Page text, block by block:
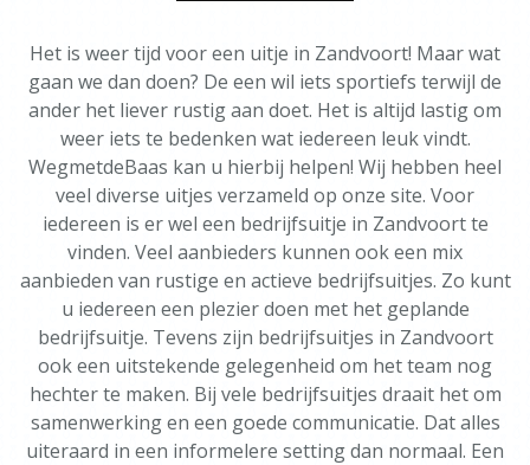
Het is weer tijd voor een uitje in Zandvoort! Maar wat
gaan we dan doen? De een wil iets sportiefs terwijl de
ander het liever rustig aan doet. Het is altijd lastig om
weer iets te bedenken wat iedereen leuk vindt.
WegmetdeBaas kan u hierbij helpen! Wij hebben heel
veel diverse uitjes verzameld op onze site. Voor
iedereen is er wel een bedrijfsuitje in Zandvoort te
vinden. Veel aanbieders kunnen ook een mix
aanbieden van rustige en actieve bedrijfsuitjes. Zo kunt
u iedereen een plezier doen met het geplande
bedrijfsuitje. Tevens zijn bedrijfsuitjes in Zandvoort
ook een uitstekende gelegenheid om het team nog
hechter te maken. Bij vele bedrijfsuitjes draait het om
samenwerking en een goede communicatie. Dat alles
uiteraard in een informelere setting dan normaal. Een